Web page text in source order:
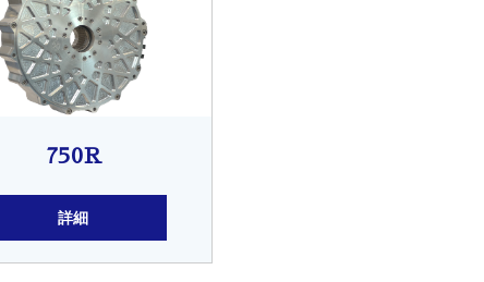
750R
詳細